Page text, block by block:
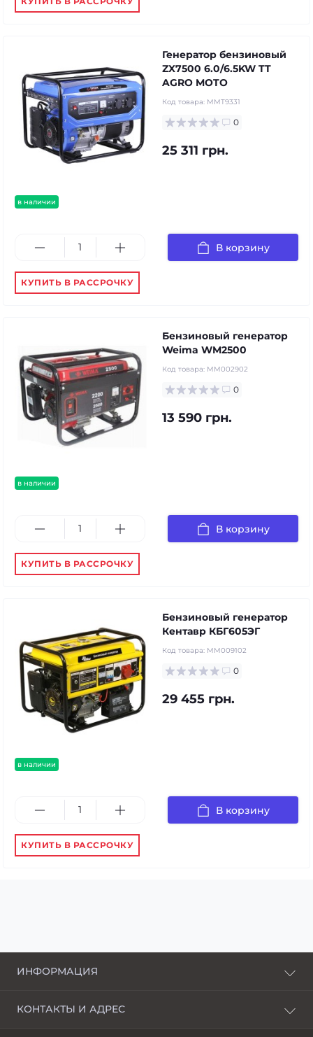
в наличии
Генератор бензиновый
ZX7500 6.0/6.5KW TT
AGRO MOTO
Код товара: MMT9331
0
25 311 грн.
В корзину
КУПИТЬ В РАССРОЧКУ
в наличии
Бензиновый генератор
Weima WM2500
Код товара: MM002902
0
13 590 грн.
В корзину
КУПИТЬ В РАССРОЧКУ
в наличии
Бензиновый генератор
Кентавр КБГ605ЭГ
Код товара: MM009102
0
29 455 грн.
В корзину
КУПИТЬ В РАССРОЧКУ
ИНФОРМАЦИЯ
КОНТАКТЫ И АДРЕС